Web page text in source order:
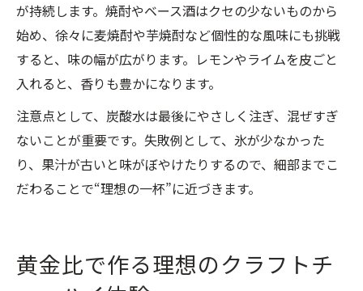
が持続します。焼酎やベース酒はクセの少ないものから
始め、徐々に麦焼酎や芋焼酎など個性的な風味にも挑戦
すると、味の幅が広がります。レモンやライムを皮ごと
入れると、香りも豊かになります。
注意点として、炭酸水は最後にやさしく注ぎ、混ぜすぎ
ないことが重要です。失敗例として、氷が少なかった
り、果汁が古いと味がぼやけたりするので、細部までこ
だわることで“理想の一杯”に近づきます。
黄金比で作る理想のクラフトチ